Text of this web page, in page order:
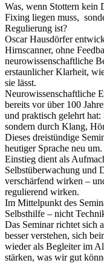
Was, wenn Stottern kein
Fixing liegen muss,
Regulierung ist?
Oscar Hausdörfer
Hirnscanner, ohne
neurowissenschaftliche
erstaunlicher Klarheit,
sie lässt.
Neurowissenschaftliche
bereits vor über 100
und praktisch gelehrt
sondern durch Klang,
Dieses dreistündige
heutiger Sprache neu
Einstieg dient als
Selbstüberwachung und
verschärfend wirken –
regulierend wirken.
Im Mittelpunkt des
Selbsthilfe – nicht
Das Seminar richtet sich
besser verstehen, sich
wieder als Begleiter im
stärken, was wir gut